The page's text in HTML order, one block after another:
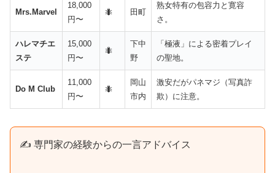
Mrs.Marvel
18,000
円〜
🐜 田町
熟女特有の包容力と寛容
さ。
ハレマチエ
ステ
15,000
円〜
🐜
下中
野
「極液」による密着プレイ
の聖地。
Do M Club
11,000
円〜
🐜
岡山
市内
激安だがパネマジ（写真詐
欺）に注意。
✍️ 専門家の経験からの一言アドバイス